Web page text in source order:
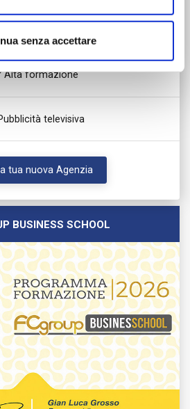
senza accettare
Alta formazione
televisiva
tua nuova Agenzia
BUSINESS SCHOOL